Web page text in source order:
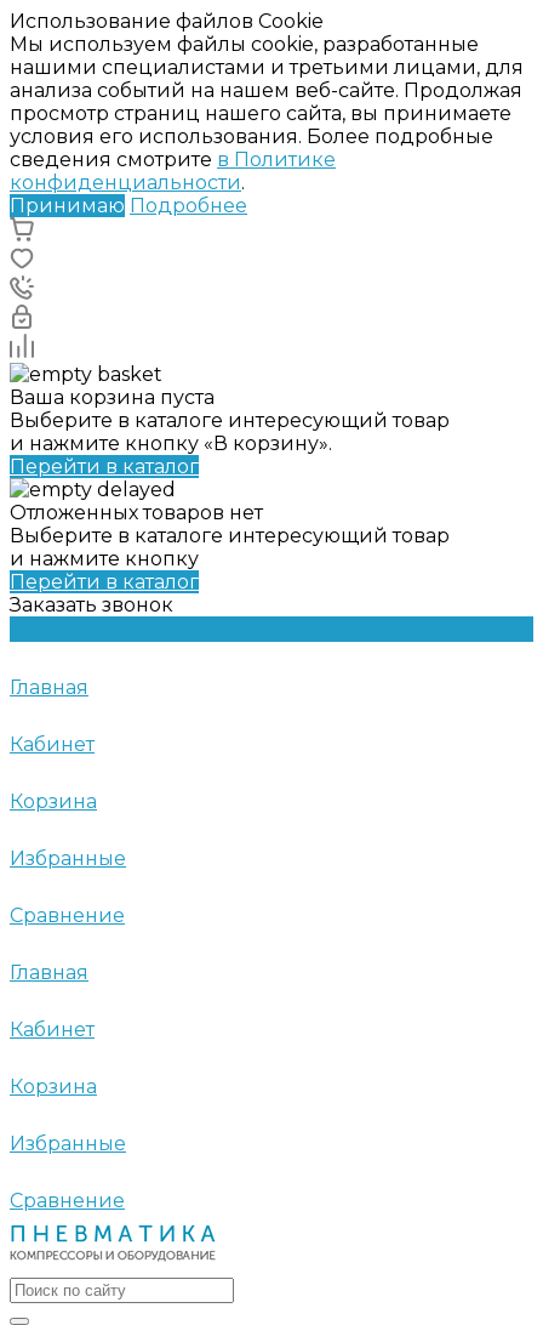
Использование файлов Cookie
Мы используем файлы cookie, разработанные
нашими специалистами и третьими лицами, для
анализа событий на нашем веб-сайте. Продолжая
просмотр страниц нашего сайта, вы принимаете
условия его использования. Более подробные
сведения смотрите в Политике
конфиденциальности.
Принимаю Подробнее
Ваша корзина пуста
Выберите в каталоге интересующий товар
и нажмите кнопку «В корзину».
Перейти в каталог
Отложенных товаров нет
Выберите в каталоге интересующий товар
и нажмите кнопку
Перейти в каталог
Заказать звонок
Главная
Кабинет
Корзина
Избранные
Сравнение
Главная
Кабинет
Корзина
Избранные
Сравнение